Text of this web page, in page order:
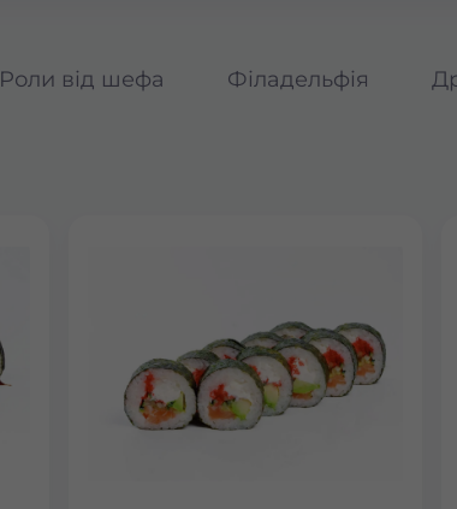
Роли від шефа Філадельфія